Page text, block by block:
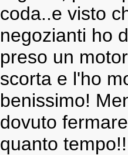
coda..e visto
negozianti ho
preso un
scorta e l'ho
benissimo!
dovuto
quanto tempo!!